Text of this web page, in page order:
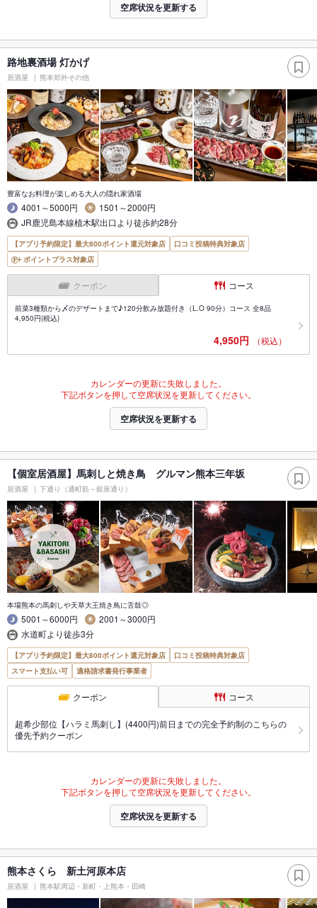
空席状況を更新する
路地裏酒場 灯かげ
居酒屋 熊本郊外その他
豊富なお料理が楽しめる大人の隠れ家酒場
4001～5000円
1501～2000円
JR鹿児島本線植木駅出口より徒歩約28分
【アプリ予約限定】最大800ポイント還元対象店
口コミ投稿特典対象店
ポイントプラス対象店
クーポン コース
前菜3種類から〆のデザートまで♪120分飲み放題付き（L.O 90分）コース 全8品
4,950円(税込)
4,950円 （税込）
カレンダーの更新に失敗しました。
下記ボタンを押して空席状況を更新してください。
空席状況を更新する
【個室居酒屋】馬刺しと焼き鳥 グルマン熊本三年坂
居酒屋 下通り（通町筋～銀座通り）
本場熊本の馬刺しや天草大王焼き鳥に舌鼓◎
5001～6000円
2001～3000円
水道町より徒歩3分
【アプリ予約限定】最大800ポイント還元対象店
口コミ投稿特典対象店
スマート支払い可
適格請求書発行事業者
クーポン コース
超希少部位【ハラミ馬刺し】(4400円)前日までの完全予約制のこちらの
優先予約クーポン
カレンダーの更新に失敗しました。
下記ボタンを押して空席状況を更新してください。
空席状況を更新する
熊本さくら 新土河原本店
居酒屋 熊本駅周辺・新町・上熊本・田崎